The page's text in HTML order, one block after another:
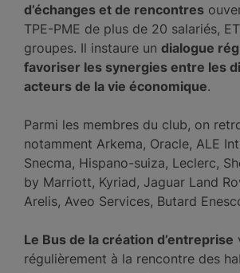
d’échanges et de rencontres
TPE-PME de plus de 20 salariés,
groupes. Il instaure un dialogue
favoriser les synergies entre les
acteurs de la vie économique.
Parmi les membres du club, on
notamment Arkema, Oracle, ALE
Snecma, Hispano-suiza, Leclerc,
by Marriott, Kyriad, Jaguar Land
Arelis, Aveo Services, Butard
Le Bus de la création d’entreprise
régulièrement à la rencontre des